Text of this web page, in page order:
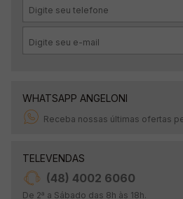
WHATSAPP ANGELONI
Receba nossas últimas ofertas
TELEVENDAS
(48) 4002 6060
De 2ª a Sábado das 8h às 18h.